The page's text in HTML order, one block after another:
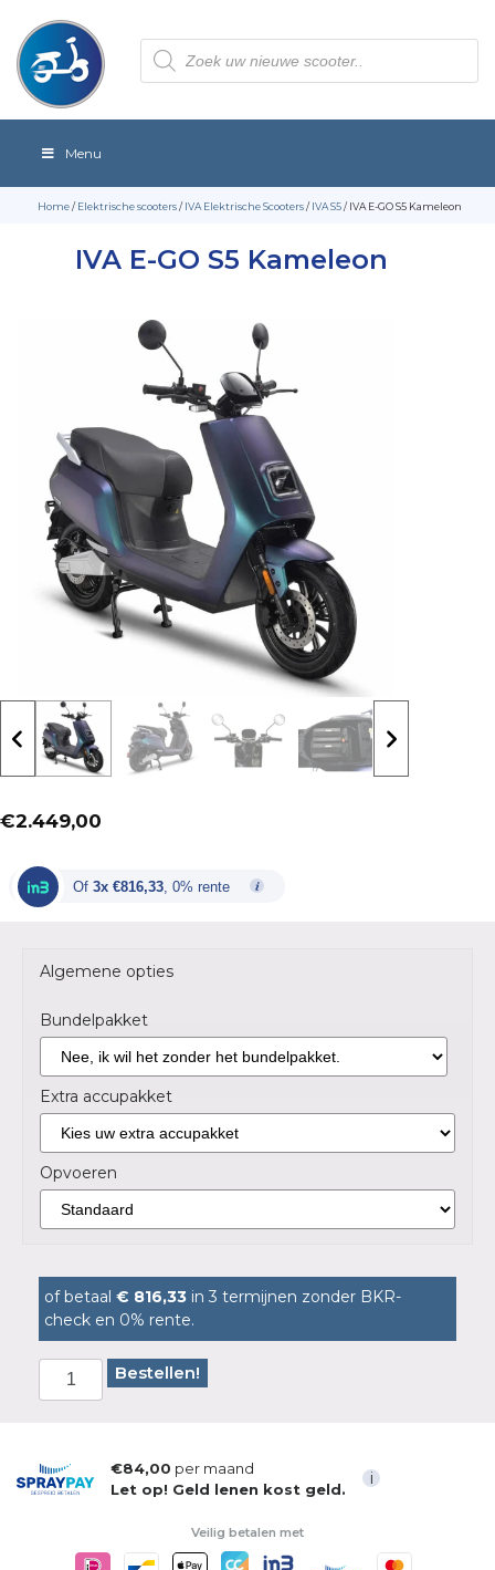
Producten
zoeken
Menu
Home/Elektrische scooters/IVA Elektrische Scooters/IVA S5/ IVA E-GO S5 Kameleon
IVA E-GO S5 Kameleon
€2.449,00
Of 3x €816,33, 0% rente
Algemene opties
Bundelpakket
Extra accupakket
Opvoeren
of betaal € 816,33 in 3 termijnen zonder BKR-
check en 0% rente.
Bestellen!
€84,00 per maand
Let op! Geld lenen kost geld.
i
Veilig betalen met